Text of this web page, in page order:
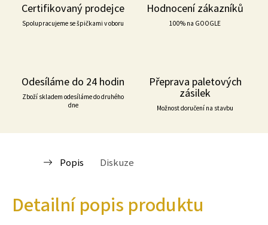
Certifikovaný prodejce
Spolupracujeme se špičkami v oboru
Hodnocení zákazníků
100% na GOOGLE
Odesíláme do 24 hodin
Zboží skladem odesíláme do druhého
dne
Přeprava paletových
zásilek
Možnost doručení na stavbu
Popis Diskuze
Detailní popis produktu